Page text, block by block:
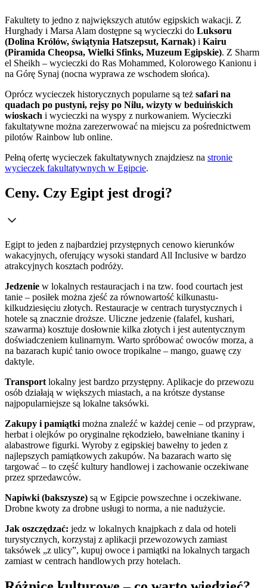
Fakultety to jedno z największych atutów egipskich wakacji. Z
Hurghady i Marsa Alam dostępne są wycieczki do Luksoru
(Dolina Królów, świątynia Hatszepsut, Karnak) i Kairu
(Piramida Cheopsa, Wielki Sfinks, Muzeum Egipskie). Z Sharm
el Sheikh – wycieczki do Ras Mohammed, Kolorowego Kanionu i
na Górę Synaj (nocna wyprawa ze wschodem słońca).
Oprócz wycieczek historycznych popularne są też safari na
quadach po pustyni, rejsy po Nilu, wizyty w beduińskich
wioskach i wycieczki na wyspy z nurkowaniem. Wycieczki
fakultatywne można zarezerwować na miejscu za pośrednictwem
pilotów Rainbow lub online.
Pełną ofertę wycieczek fakultatywnych znajdziesz na stronie
wycieczek fakultatywnych w Egipcie.
Ceny. Czy Egipt jest drogi?
Egipt to jeden z najbardziej przystępnych cenowo kierunków
wakacyjnych, oferujący wysoki standard All Inclusive w bardzo
atrakcyjnych kosztach podróży.
Jedzenie w lokalnych restauracjach i na tzw. food courtach jest
tanie – posiłek można zjeść za równowartość kilkunastu-
kilkudziesięciu złotych. Restauracje w centrach turystycznych i
hotele są znacznie droższe. Uliczne jedzenie (falafel, kushari,
szawarma) kosztuje dosłownie kilka złotych i jest autentycznym
doświadczeniem kulinarnym. Warto spróbować owoców morza, a
na bazarach kupić tanio owoce tropikalne – mango, guawę czy
daktyle.
Transport lokalny jest bardzo przystępny. Aplikacje do przewozu
osób działają w większych miastach, a na krótsze dystanse
najpopularniejsze są lokalne taksówki.
Zakupy i pamiątki można znaleźć w każdej cenie – od przypraw,
herbat i olejków po oryginalne rękodzieło, bawełniane tkaniny i
alabastrowe figurki. Wyroby z egipskiej bawełny to jeden z
najlepszych pamiątkowych zakupów. Na bazarach warto się
targować – to część kultury handlowej i zachowanie oczekiwane
przez sprzedawców.
Napiwki (bakszysze) są w Egipcie powszechne i oczekiwane.
Drobne kwoty za drobne usługi to norma, a nie nadużycie.
Jak oszczędzać: jedz w lokalnych knajpkach z dala od hoteli
turystycznych, korzystaj z aplikacji przewozowych zamiast
taksówek „z ulicy”, kupuj owoce i pamiątki na lokalnych targach
zamiast w centrach handlowych przy hotelach.